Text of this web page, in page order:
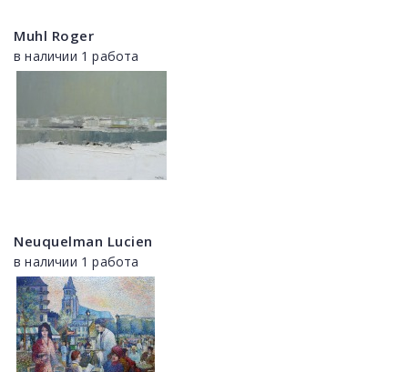
Muhl Roger
в наличии 1 работа
Neuquelman Lucien
в наличии 1 работа